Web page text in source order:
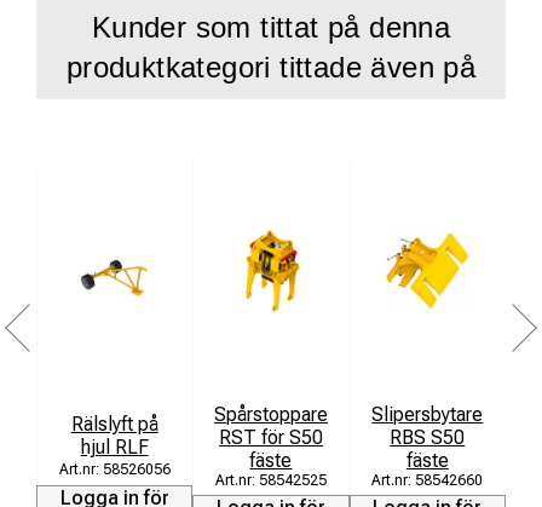
Längd inkl drag 2950
Max tillåten hastighet 20 Km/h
Kunder som tittat på denna
produktkategori tittade även på
Rälslyft på
hjul RLF
58526056
Logga in för
Spårstoppare
RST för S50
fäste
58542525
Slipersbytare
RBS S50
fäste
58542660